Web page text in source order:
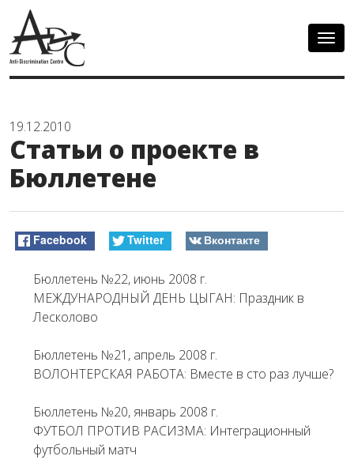
19.12.2010
Статьи о проекте в
Бюллетене
Facebook Twitter Вконтакте
Бюллетень №22, июнь 2008 г.
МЕЖДУНАРОДНЫЙ ДЕНЬ ЦЫГАН: Праздник в
Лесколово
Бюллетень №21, апрель 2008 г.
ВОЛОНТЕРСКАЯ РАБОТА: Вместе в сто раз лучше?
Бюллетень №20, январь 2008 г.
ФУТБОЛ ПРОТИВ РАСИЗМА: Интеграционный
футбольный матч